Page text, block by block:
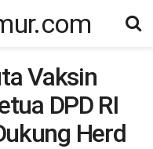
Vaksin
DPD RI
Herd